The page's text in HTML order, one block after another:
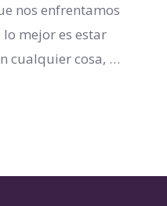
nos enfrentamos
mejor es estar
cualquier cosa, …